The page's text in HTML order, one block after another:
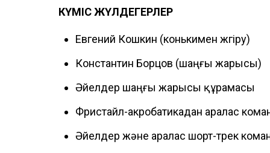
КҮМІС ЖҮЛДЕГЕРЛЕР
Евгений Кошкин (конькимен жүгіру)
Константин Борцов (шаңғы жарысы)
Әйелдер шаңғы жарысы құрамасы
Фристайл-акробатикадан аралас
Әйелдер және аралас шорт-трек